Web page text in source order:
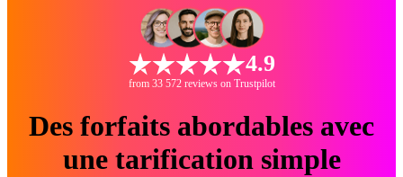
4.9
from 33 572 reviews on Trustpilot
Des forfaits abordables avec
une tarification simple